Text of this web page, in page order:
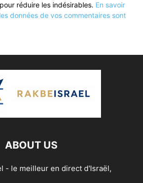
réduire les indésirables. En savoir
données de vos commentaires sont
ABOUT US
- le meilleur en direct d'Israël,